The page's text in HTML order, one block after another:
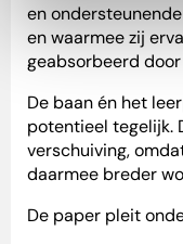
en
en waarmee zij
geabsorbeerd door
De baan én het
potentieel tegelijk.
verschuiving,
daarmee breder
De paper pleit